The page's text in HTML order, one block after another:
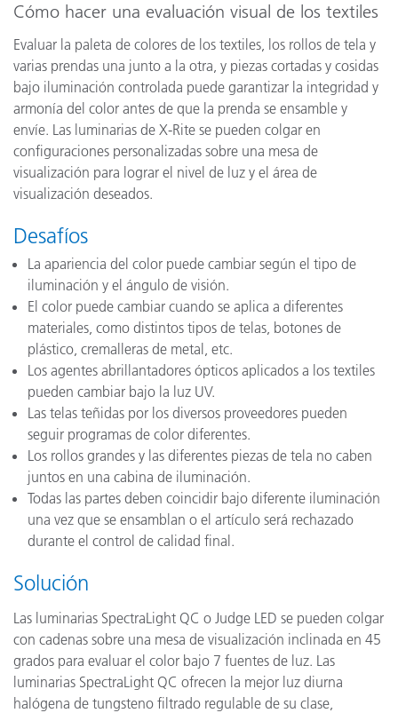
Cómo hacer una evaluación visual de los textiles
Evaluar la paleta de colores de los textiles, los rollos de tela y
varias prendas una junto a la otra, y piezas cortadas y cosidas
bajo iluminación controlada puede garantizar la integridad y
armonía del color antes de que la prenda se ensamble y
envíe. Las luminarias de X-Rite se pueden colgar en
configuraciones personalizadas sobre una mesa de
visualización para lograr el nivel de luz y el área de
visualización deseados.
Desafíos
La apariencia del color puede cambiar según el tipo de
iluminación y el ángulo de visión.
El color puede cambiar cuando se aplica a diferentes
materiales, como distintos tipos de telas, botones de
plástico, cremalleras de metal, etc.
Los agentes abrillantadores ópticos aplicados a los textiles
pueden cambiar bajo la luz UV.
Las telas teñidas por los diversos proveedores pueden
seguir programas de color diferentes.
Los rollos grandes y las diferentes piezas de tela no caben
juntos en una cabina de iluminación.
Todas las partes deben coincidir bajo diferente iluminación
una vez que se ensamblan o el artículo será rechazado
durante el control de calidad final.
Solución
Las luminarias SpectraLight QC o Judge LED se pueden colgar
con cadenas sobre una mesa de visualización inclinada en 45
grados para evaluar el color bajo 7 fuentes de luz. Las
luminarias SpectraLight QC ofrecen la mejor luz diurna
halógena de tungsteno filtrado regulable de su clase,